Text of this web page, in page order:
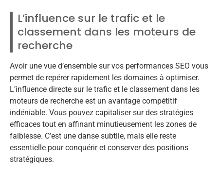
L’influence sur le trafic et le
classement dans les moteurs de
recherche
Avoir une vue d’ensemble sur vos performances SEO vous
permet de repérer rapidement les domaines à optimiser.
L’influence directe sur le trafic et le classement dans les
moteurs de recherche est un avantage compétitif
indéniable. Vous pouvez capitaliser sur des stratégies
efficaces tout en affinant minutieusement les zones de
faiblesse. C’est une danse subtile, mais elle reste
essentielle pour conquérir et conserver des positions
stratégiques.